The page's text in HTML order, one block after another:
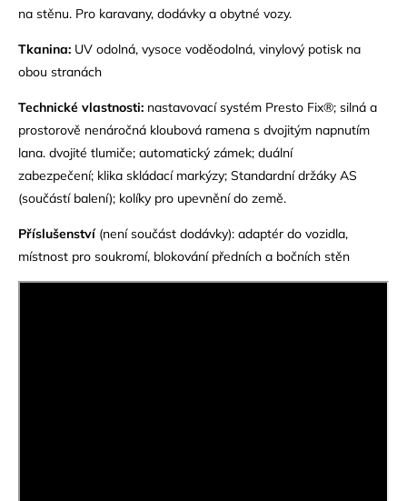
na stěnu. Pro karavany, dodávky a obytné vozy.
Tkanina: UV odolná, vysoce voděodolná, vinylový potisk na
obou stranách
Technické vlastnosti: nastavovací systém Presto Fix®; silná a
prostorově nenáročná kloubová ramena s dvojitým napnutím
lana. dvojité tlumiče; automatický zámek; duální
zabezpečení; klika skládací markýzy; Standardní držáky AS
(součástí balení); kolíky pro upevnění do země.
Příslušenství(není součást dodávky): adaptér do vozidla,
místnost pro soukromí, blokování předních a bočních stěn